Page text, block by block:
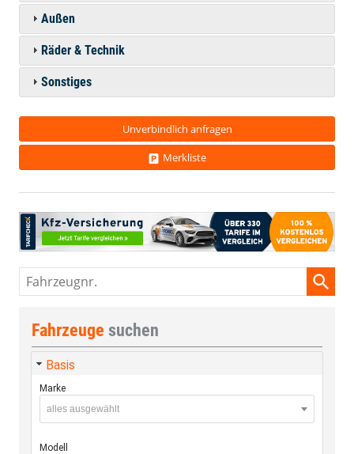
Außen
Räder & Technik
Sonstiges
Unverbindlich anfragen
Merkliste
Fahrzeugnr.
Fahrzeuge suchen
Basis
Marke
alles ausgewählt
Modell